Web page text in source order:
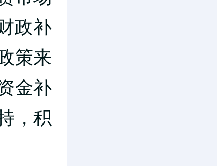
政补
策来
金补
，积